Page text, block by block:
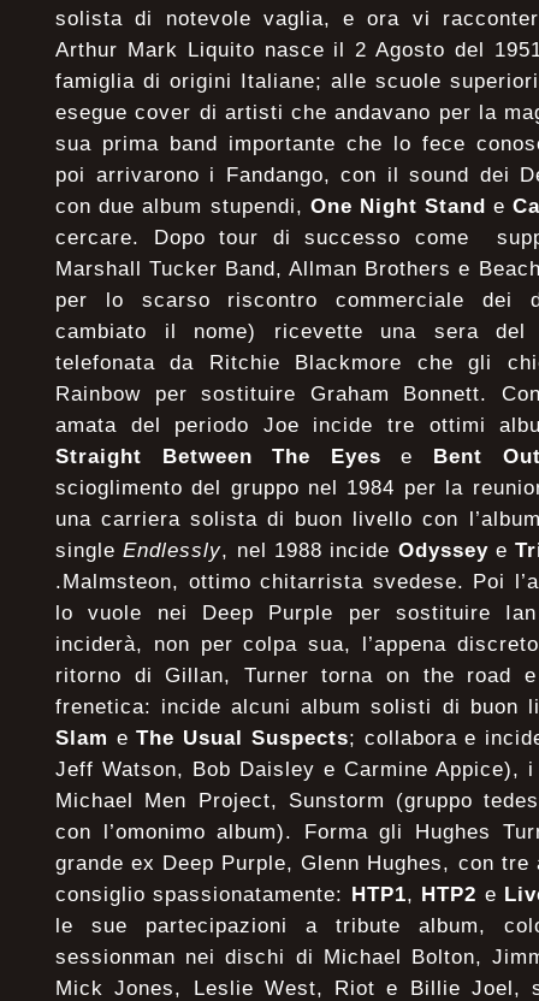
solista di notevole vaglia, e ora vi
Arthur Mark Liquito nasce il 2 Agosto del
famiglia di origini Italiane; alle scuole
esegue cover di artisti che andavano per la
sua prima band importante che lo fece
poi arrivarono i Fandango, con il sound dei
con due album stupendi, One Night Stande
cercare. Dopo tour di successo come
Marshall Tucker Band, Allman Brothers e
per lo scarso riscontro commerciale dei
cambiato il nome) ricevette una sera del
telefonata da Ritchie Blackmore che gli
Rainbow per sostituire Graham Bonnett.
amata del periodo Joe incide tre ottimi
Straight Between The Eyes e Bent
scioglimento del gruppo nel 1984 per la
una carriera solista di buon livello con
single Endlessly, nel 1988 incide Odysseye
.Malmsteon, ottimo chitarrista svedese. Poi
lo vuole nei Deep Purple per sostituire
inciderà, non per colpa sua, l’appena discreto
ritorno di Gillan, Turner torna on the road
frenetica: incide alcuni album solisti di buon
Slam eThe Usual Suspects; collabora e
Jeff Watson, Bob Daisley e Carmine Appice),
Michael Men Project, Sunstorm (gruppo
con l’omonimo album). Forma gli Hughes
grande ex Deep Purple, Glenn Hughes, con
consiglio spassionatamente: HTP1, HTP2 e
le sue partecipazioni a tribute album,
sessionman nei dischi di Michael Bolton,
Mick Jones, Leslie West, Riot e Billie Joel,